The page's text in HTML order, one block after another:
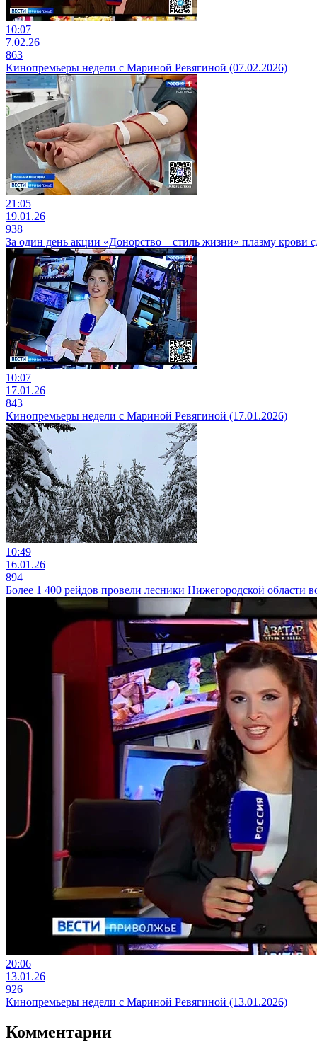
10:07
7.02.26
863
Кинопремьеры недели с Мариной Ревягиной (07.02.2026)
21:05
19.01.26
938
За один день акции «Донорство – стиль жизни» плазму крови
10:07
17.01.26
843
Кинопремьеры недели с Мариной Ревягиной (17.01.2026)
10:49
16.01.26
894
Более 1 400 рейдов провели лесники Нижегородской области
20:06
13.01.26
926
Кинопремьеры недели с Мариной Ревягиной (13.01.2026)
Комментарии